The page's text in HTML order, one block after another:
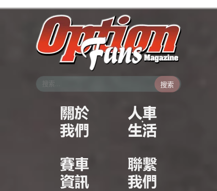
搜索